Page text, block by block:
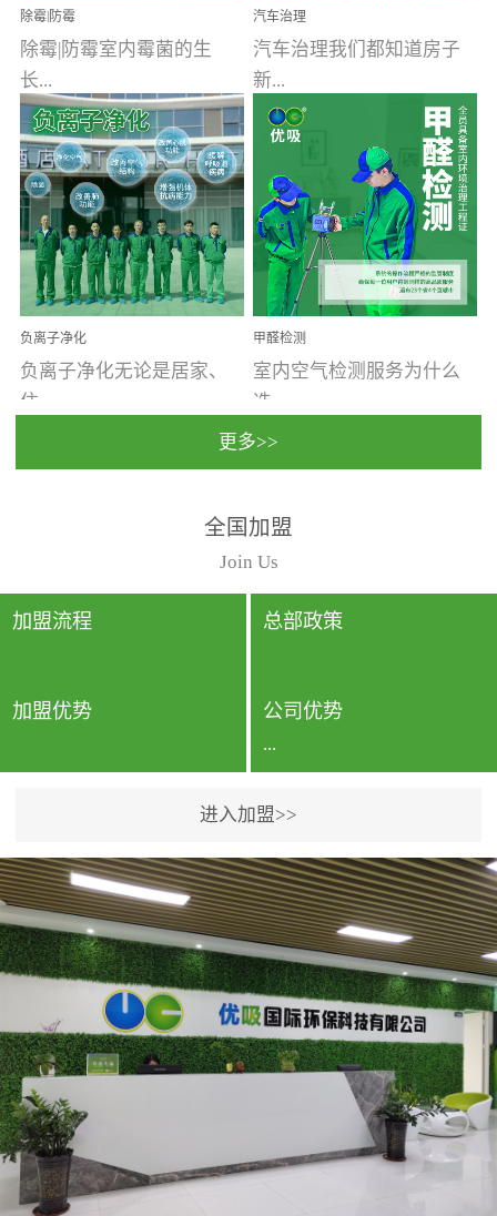
除霉|防霉
除霉|防霉室内霉菌的生
长...
受温度、湿度、基质养
分、通风四个条件影响，
温暖潮湿、营养物质多、
通风缓慢的空间最易滋生
大量霉菌的...
汽车治理
汽车治理我们都知道房子
新...
装修完会有甲醛，其实汽
车的甲醛超标问题更为严
重。汽车的空间范围小，
配件、皮具、装饰多，这
些都是汽...
负离子净化
负离子净化无论是居家、
住...
动，人类长时间停留的室
内空间都有整体消毒的需
要。因为空间内人流携带
的、空气...
甲醛检测
室内空气检测服务为什么
选...
行国家规定的标准检测方
法，空气采样量准确，检
测结果可靠，远胜于其他
检测...
更多>>
全国加盟
Join Us
加盟流程 总部政策
加盟优势 公司优势
...
专利保护优势、双甲资质
企业（“室内环境净化治理
甲级施工资质”“室内环境
污染治理资质等级证
书”）、拥有多名高级《环
境工程高级工程师》室内
空气治理资格认证的治理
人员、掌握室内空气净化
治理实用技术和五项专利
技术、八项计算机软件著
作权登记证书等。研发实
进入加盟>>